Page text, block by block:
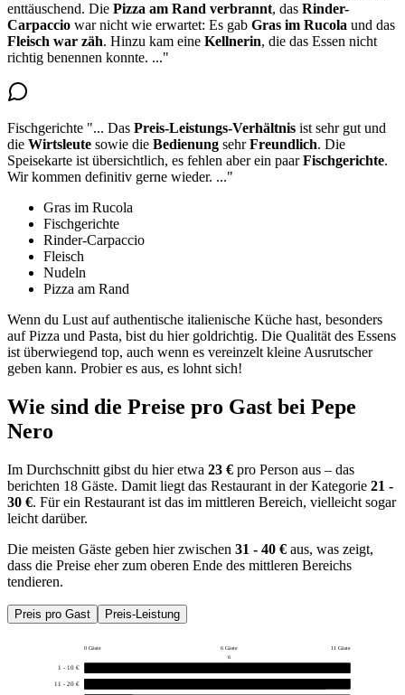
enttäuschend. Die Pizza am Rand verbrannt, das Rinder-
Carpaccio war nicht wie erwartet: Es gab Gras im Rucola und das
Fleisch war zäh. Hinzu kam eine Kellnerin, die das Essen nicht
richtig benennen konnte. ..."
Fischgerichte "... Das Preis-Leistungs-Verhältnis ist sehr gut und
die Wirtsleute sowie die Bedienung sehrFreundlich. Die
Speisekarte ist übersichtlich, es fehlen aber ein paarFischgerichte.
Wir kommen definitiv gerne wieder. ..."
Gras im Rucola
Fischgerichte
Rinder-Carpaccio
Fleisch
Nudeln
Pizza am Rand
Wenn du Lust auf authentische italienische Küche hast, besonders
auf Pizza und Pasta, bist du hier goldrichtig. Die Qualität des Essens
ist überwiegend top, auch wenn es vereinzelt kleine Ausrutscher
geben kann. Probier es aus, es lohnt sich!
Wie sind die Preise pro Gast bei Pepe
Nero
Im Durchschnitt gibst du hier etwa 23 € pro Person aus – das
berichten 18 Gäste. Damit liegt das Restaurant in der Kategorie 21 -
30 €. Für ein Restaurant ist das im mittleren Bereich, vielleicht sogar
leicht darüber.
Die meisten Gäste geben hier zwischen 31 - 40 € aus, was zeigt,
dass die Preise eher zum oberen Ende des mittleren Bereichs
tendieren.
Preis pro Gast Preis-Leistung
0 Gäste 6 Gäste
11 Gäste
6
1 - 10 €
11 - 20 €